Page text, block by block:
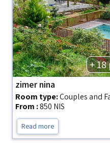
+
zimer nina
Room type:Couples and
From :850 NIS
Read more